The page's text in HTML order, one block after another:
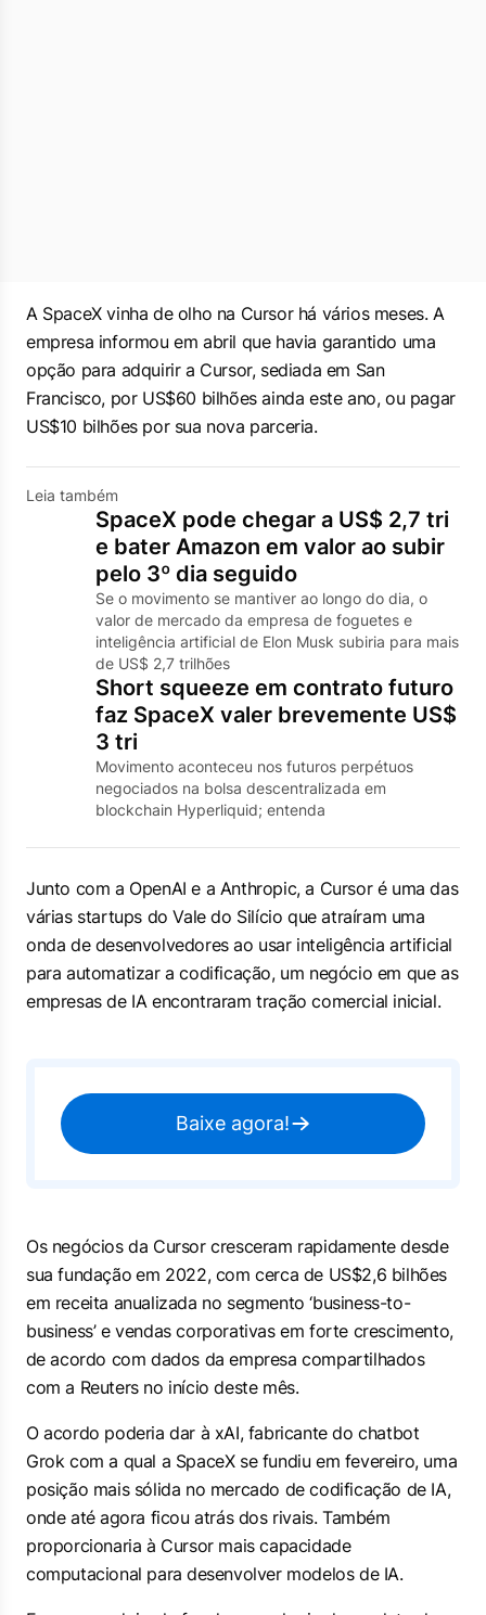
A SpaceX vinha de olho na Cursor há vários meses. A
empresa ​informou em abril que havia garantido uma
opção para adquirir a Cursor, sediada em San
Francisco, por ​US$60 bilhões ainda este ano, ou pagar
US$10 bilhões por sua nova parceria.
Leia também
SpaceX pode chegar a US$ 2,7 tri
e bater Amazon em valor ao subir
pelo 3º dia seguido
Se o movimento se mantiver ao longo do dia, o
valor de mercado da empresa de foguetes e
inteligência artificial de Elon Musk subiria para mais
de US$ 2,7 trilhões
Short squeeze em contrato futuro
faz SpaceX valer brevemente US$
3 tri
Movimento aconteceu nos futuros perpétuos
negociados na bolsa descentralizada em
blockchain Hyperliquid; entenda
Junto com a OpenAI e a Anthropic, a Cursor é uma das
várias startups do Vale do Silício que atraíram uma
onda de ‌desenvolvedores ao usar inteligência artificial
para ​automatizar a codificação, um negócio em que as
empresas de IA encontraram tração comercial inicial.
Baixe agora!
Os negócios da Cursor cresceram rapidamente desde
sua fundação ⁠em 2022, com ​cerca de US$2,6 ​bilhões
em receita anualizada no segmento ‘business-to-
business’ e vendas corporativas em forte crescimento,
⁠de acordo com dados da ​empresa compartilhados
com a Reuters no início deste mês.
O acordo poderia dar à xAI, fabricante do chatbot
Grok com a ​qual a SpaceX se fundiu em fevereiro, uma
posição mais sólida no mercado de codificação de ​IA,
onde até ⁠agora ficou atrás dos rivais. Também
proporcionaria à Cursor mais capacidade
computacional para ⁠desenvolver modelos de IA.